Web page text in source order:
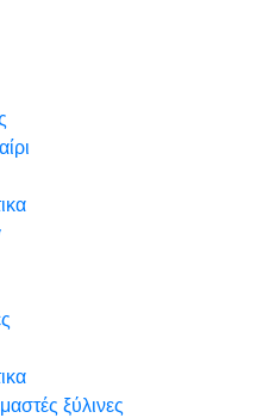
ξύλινες